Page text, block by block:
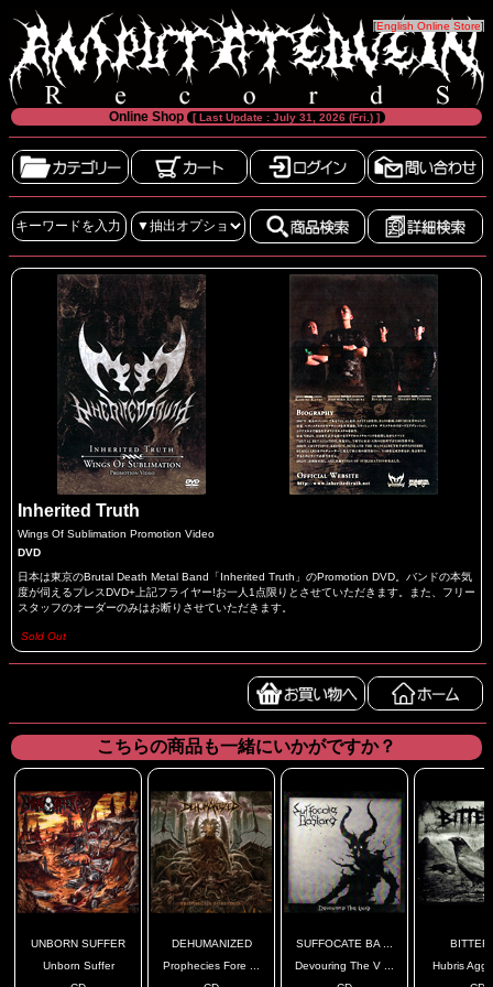
[English Online Store]
Online Shop [ Last Update : July 31, 2026 (Fri.) ]
Inherited Truth
Wings Of Sublimation Promotion Video
DVD
日本は東京のBrutal Death Metal Band「Inherited Truth」のPromotion DVD。バンドの本気
度が伺えるプレスDVD+上記フライヤー!お一人1点限りとさせていただきます。また、フリー
スタッフのオーダーのみはお断りさせていただきます。
Sold Out
こちらの商品も一緒にいかがですか？
UNBORN SUFFER
Unborn Suffer
DEHUMANIZED
Prophecies Fore ...
SUFFOCATE BA ...
Devouring The V ...
Hubris